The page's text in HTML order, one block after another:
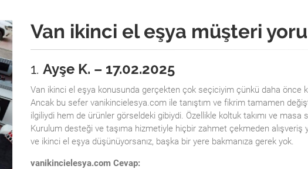
Van ikinci el eşya müşteri
1. Ayşe K. – 17.02.2025
Van ikinci el eşya konusunda gerçekten çok seçiciyim çünkü daha önce
Ancak bu sefer vanikincielesya.com ile tanıştım ve fikrim tamamen
ilgiliydi hem de ürünler görseldeki gibiydi. Özellikle koltuk takımı ve masa
Kurulum desteği ve taşıma hizmetiyle hiçbir zahmet çekmeden alışveriş
ve ikinci el eşya düşünüyorsanız, başka bir yere bakmanıza gerek yok.
vanikincielesya.com Cevap: